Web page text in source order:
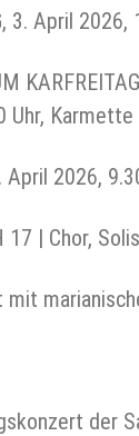
3. April
Uhr,
April 2026,
17 | Chor,
der